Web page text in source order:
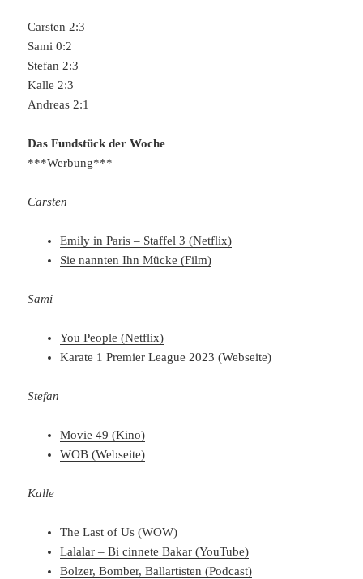
Carsten 2:3
Sami 0:2
Stefan 2:3
Kalle 2:3
Andreas 2:1
Das Fundstück der Woche
***Werbung***
Carsten
Emily in Paris – Staffel 3 (Netflix)
Sie nannten Ihn Mücke (Film)
Sami
You People (Netflix)
Karate 1 Premier League 2023 (Webseite)
Stefan
Movie 49 (Kino)
WOB (Webseite)
Kalle
The Last of Us (WOW)
Lalalar – Bi cinnete Bakar (YouTube)
Bolzer, Bomber, Ballartisten (Podcast)